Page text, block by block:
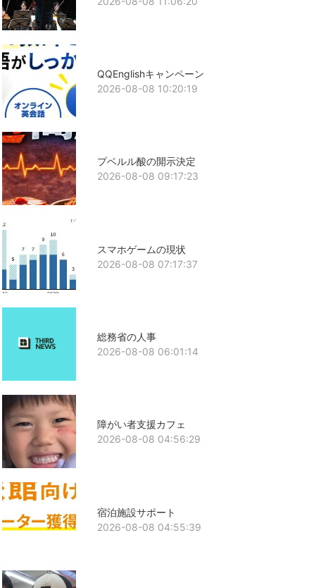
QQEnglishキャンペーン
2026-08-08 10:20:19
プベルル酸の開示決定
2026-08-08 09:17:23
スマホゲームの現状
2026-08-08 07:17:37
総務省の人事
2026-08-08 06:01:14
障がい者支援カフェ
2026-08-08 04:56:29
宿泊施設サポート
2026-08-08 04:55:39